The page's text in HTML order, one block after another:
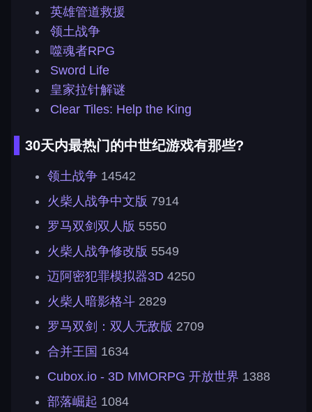
英雄管道救援
领土战争
噬魂者RPG
Sword Life
皇家拉针解谜
Clear Tiles: Help the King
30天内最热门的中世纪游戏有那些?
领土战争 14542
火柴人战争中文版 7914
罗马双剑双人版 5550
火柴人战争修改版 5549
迈阿密犯罪模拟器3D 4250
火柴人暗影格斗 2829
罗马双剑：双人无敌版 2709
合并王国 1634
Cubox.io - 3D MMORPG 开放世界 1388
部落崛起 1084